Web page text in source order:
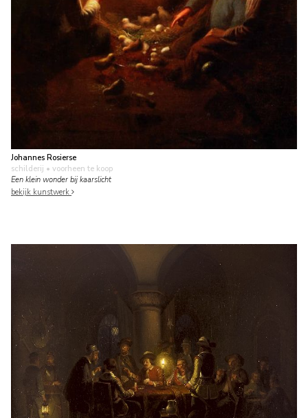
Johannes Rosierse
schilderij • voorheen te koop
Een klein wonder bij kaarslicht
bekijk kunstwerk